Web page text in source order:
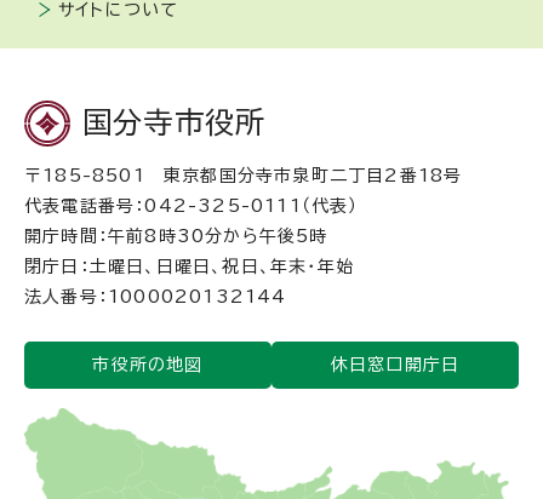
サイトについて
国分寺市役所
〒185-8501 東京都国分寺市泉町二丁目2番18号
代表電話番号：042-325-0111（代表）
開庁時間：午前8時30分から午後5時
閉庁日：土曜日、日曜日、祝日、年末・年始
法人番号：1000020132144
市役所の地図 休日窓口開庁日